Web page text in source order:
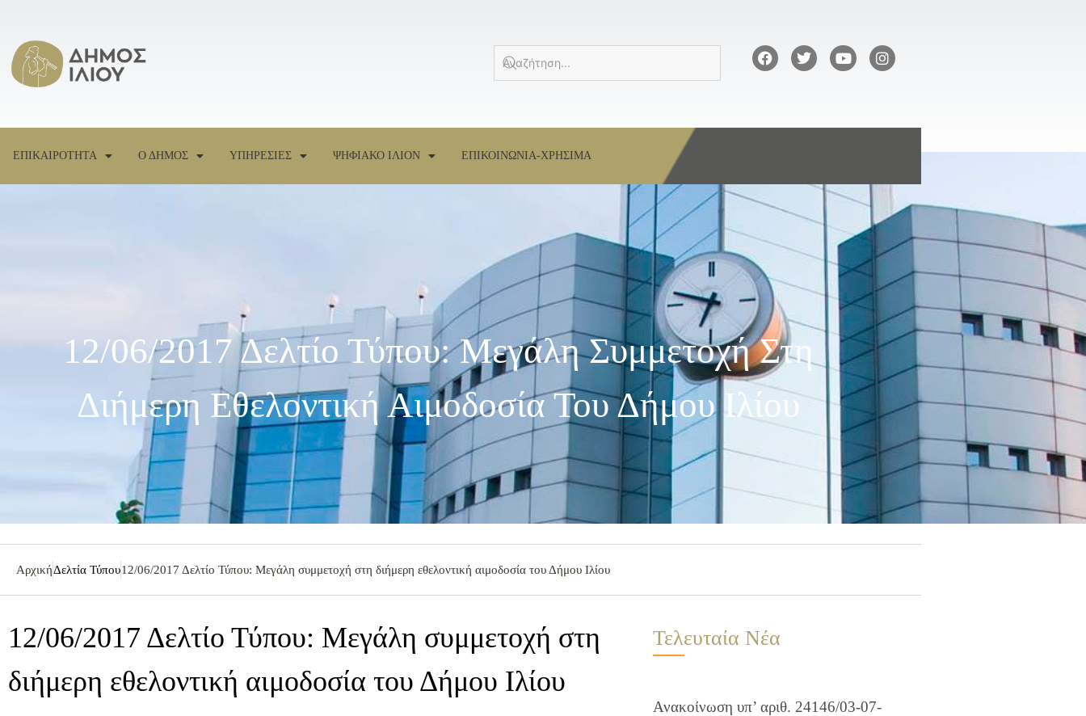
ΕΠΙΚΑΙΡΟΤΗΤΑ Ο ΔΗΜΟΣ ΥΠΗΡΕΣΙΕΣ ΨΗΦΙΑΚΟ ΙΛΙΟΝ ΕΠΙΚΟΙΝΩΝΙΑ-ΧΡΗΣΙΜΑ
12/06/2017 Δελτίο Τύπου: Μεγάλη Συμμετοχή Στη
Διήμερη Εθελοντική Αιμοδοσία Του Δήμου Ιλίου
ΑρχικήΔελτία Τύπου12/06/2017 Δελτίο Τύπου: Μεγάλη συμμετοχή στη διήμερη εθελοντική αιμοδοσία του Δήμου Ιλίου
12/06/2017 Δελτίο Τύπου: Μεγάλη συμμετοχή στη
διήμερη εθελοντική αιμοδοσία του Δήμου Ιλίου
Τελευταία Νέα
Ανακοίνωση υπ’ αριθ. 24146/03-07-